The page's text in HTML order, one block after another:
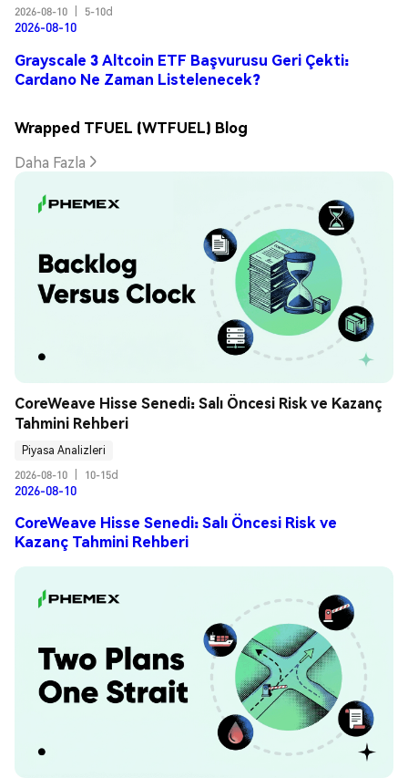
2026-08-10
5-10d
2026-08-10
Grayscale 3 Altcoin ETF Başvurusu Geri Çekti:
Cardano Ne Zaman Listelenecek?
Wrapped TFUEL (WTFUEL) Blog
Daha Fazla
CoreWeave Hisse Senedi: Salı Öncesi Risk ve Kazanç
Tahmini Rehberi
Piyasa Analizleri
2026-08-10
10-15d
2026-08-10
CoreWeave Hisse Senedi: Salı Öncesi Risk ve
Kazanç Tahmini Rehberi